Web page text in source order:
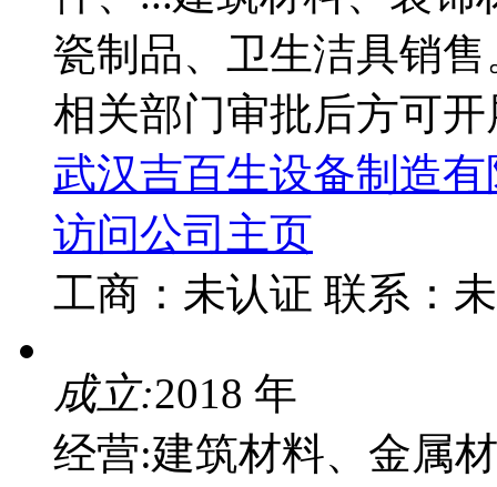
瓷制品、卫生洁具销
相关部门审批后方可
武汉吉百生设备制造
访问公司主页
工商： 未认证 联系：
成立:2018 年
经营:建筑材料、金属